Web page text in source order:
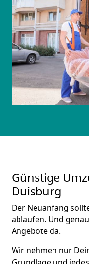
Günstige
Duisburg
Der Neuanfang
ablaufen. Und
Angebote da.
Wir nehmen nur